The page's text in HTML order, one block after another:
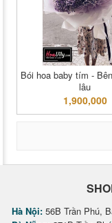
Bói hoa baby tím -
lâu
1,900,000
Hà Nội: 56B Trần Phú,